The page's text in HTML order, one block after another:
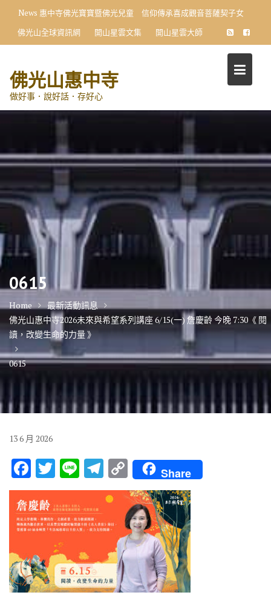
content
News 惠中寺佛光寶寶暨佛光兒童 信仰傳承喜成觀音菩薩契子女
佛光山全球資訊網
開山星雲文集 開山星雲大師
佛光山惠中寺
做好事．說好話．存好心
0615
Home
最新活動訊息
佛光山惠中寺2026未來與希望系列講座 6/15(一) 詹慶齡 今晚 7:30《 閱
讀，改變生命的力量 》
0615
136 月 2026
F
ac
e
b
o
k
T
w
it
te
r
Li
n
e
T
el
e
gr
a
m
C
o
p
y
Li
n
k
Share